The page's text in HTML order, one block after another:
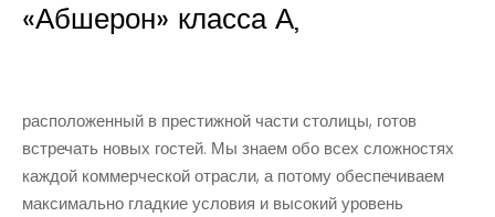
«Абшерон» класса А,
расположенный в престижной части столицы, готов
встречать новых гостей. Мы знаем обо всех сложностях
каждой коммерческой отрасли, а потому обеспечиваем
максимально гладкие условия и высокий уровень